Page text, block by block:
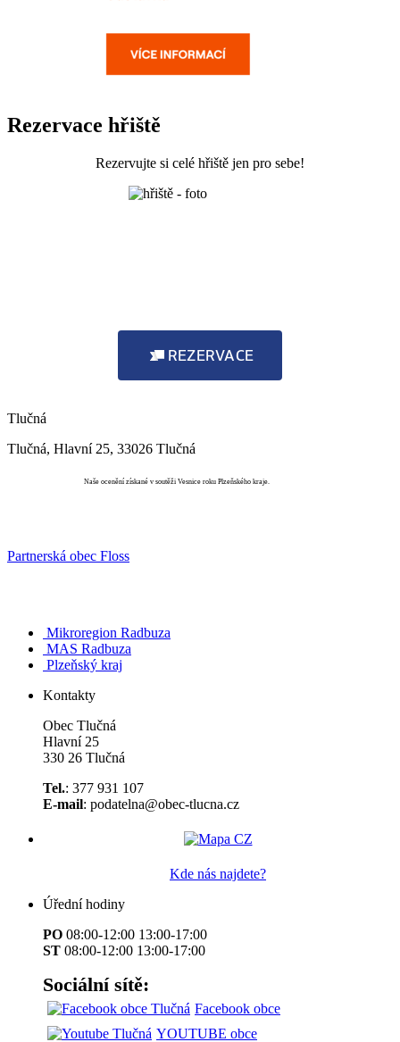
Rezervace hřiště
Rezervujte si celé hřiště jen pro sebe!
REZERVACE
Tlučná
Tlučná, Hlavní 25, 33026 Tlučná
Naše ocenění získané v soutěži Vesnice roku Plzeňského kraje.
Partnerská obec Floss
Mikroregion Radbuza
MAS Radbuza
Plzeňský kraj
Kontakty
Obec Tlučná
Hlavní 25
330 26 Tlučná
Tel.: 377 931 107
E-mail: podatelna@obec-tlucna.cz
Kde nás najdete?
Úřední hodiny
PO 08:00-12:00 13:00-17:00
ST 08:00-12:00 13:00-17:00
Sociální sítě:
Facebook obce
YOUTUBE obce